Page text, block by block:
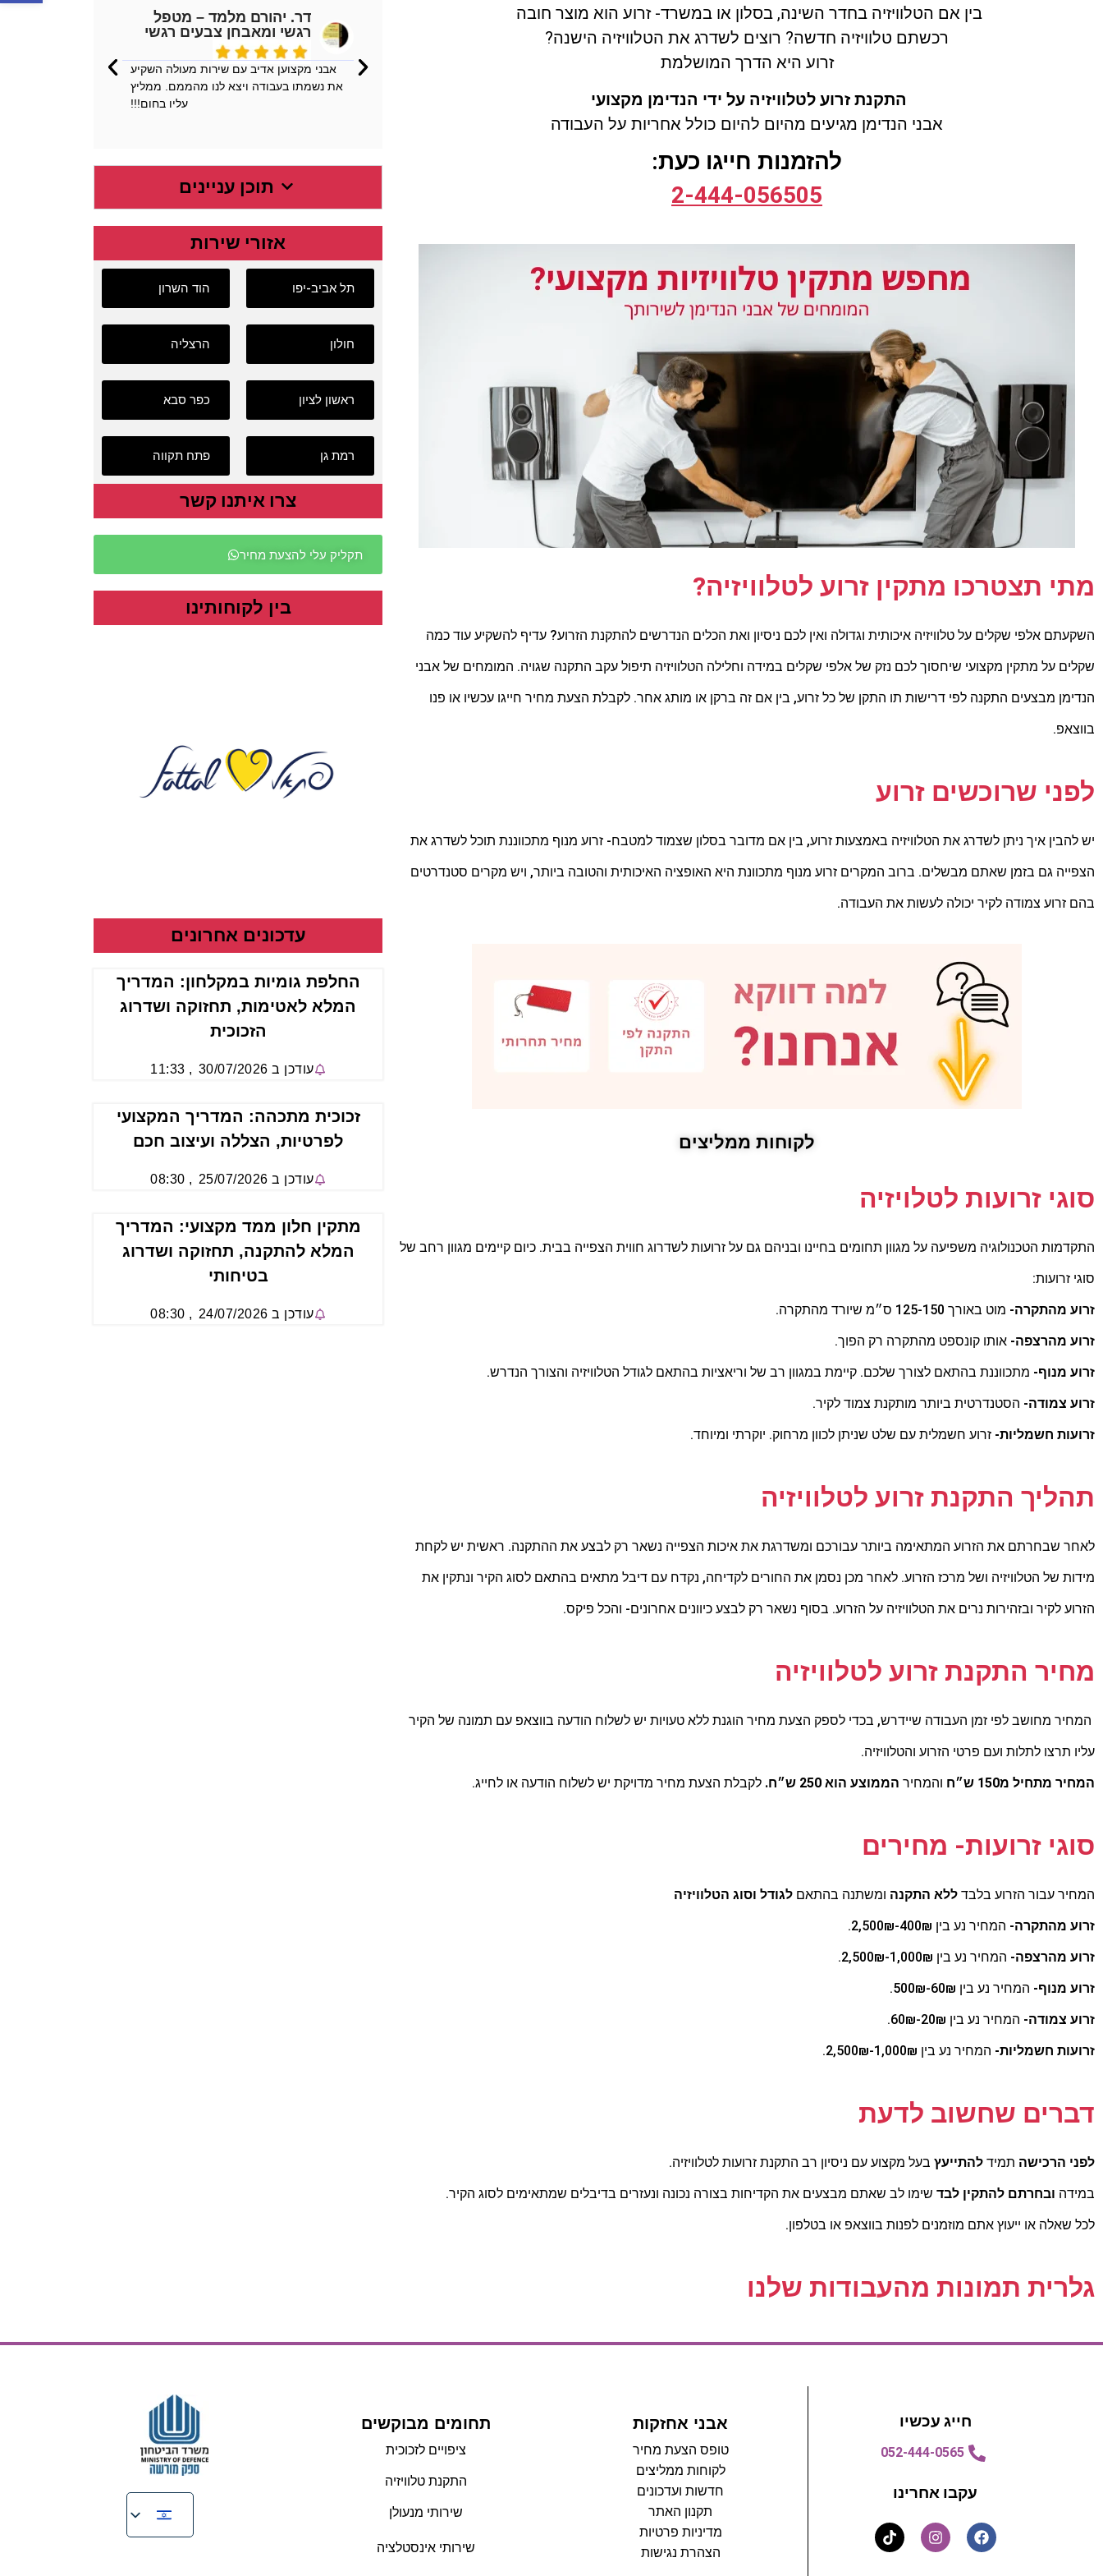
בין אם הטלוויזיה בחדר השינה, בסלון או במשרד- זרוע הוא מוצר חובה
רכשתם טלוויזיה חדשה? רוצים לשדרג את הטלוויזיה הישנה?
זרוע היא הדרך המושלמת
התקנת זרוע לטלוויזיה על ידי הנדימן מקצועי
אבני הנדימן מגיעים מהיום להיום כולל אחריות על העבודה
להזמנות חייגו כעת:
05
2-444-0565
מתי תצטרכו מתקין זרוע לטלוויזיה?
השקעתם אלפי שקלים על טלוויזיה איכותית וגדולה ואין לכם ניסיון ואת הכלים הנדרשים להתקנת הזרוע? עדיף להשקיע עוד כמה
שקלים על מתקין מקצועי שיחסוך לכם נזק של אלפי שקלים במידה וחלילה הטלוויזיה תיפול עקב התקנה שגויה. המומחים של אבני
הנדימן מבצעים התקנה לפי דרישות תו התקן של כל זרוע, בין אם זה ברקן או מותג אחר. לקבלת הצעת מחיר חייגו עכשיו או פנו
בווצאפ.
לפני שרוכשים זרוע
יש להבין איך ניתן לשדרג את הטלוויזיה באמצעות זרוע, בין אם מדובר בסלון שצמוד למטבח- זרוע מנוף מתכווננת תוכל לשדרג את
הצפייה גם בזמן שאתם מבשלים. ברוב המקרים זרוע מנוף מתכוונת היא האופציה האיכותית והטובה ביותר, ויש מקרים סטנדרטים
בהם זרוע צמודה לקיר יכולה לעשות את העבודה.
לקוחות ממליצים
סוגי זרועות לטלויזיה
התקדמות הטכנולוגיה משפיעה על מגוון תחומים בחיינו ובניהם גם על זרועות לשדרוג חווית הצפייה בבית. כיום קיימים מגוון רחב של
סוגי זרועות:
זרוע מהתקרה- מוט באורך 125-150 ס״מ שיורד מהתקרה.
זרוע מהרצפה- אותו קונספט מהתקרה רק הפוך.
זרוע מנוף- מתכווננת בהתאם לצורך שלכם. קיימת במגוון רב של וריאציות בהתאם לגודל הטלוויזיה והצורך הנדרש.
זרוע צמודה- הסטנדרטית ביותר מותקנת צמוד לקיר.
זרועות חשמליות- זרוע חשמלית עם שלט שניתן לכוון מרחוק. יוקרתי ומיוחד.
תהליך התקנת זרוע לטלוויזיה
לאחר שבחרתם את הזרוע המתאימה ביותר עבורכם ומשדרגת את איכות הצפייה נשאר רק לבצע את ההתקנה. ראשית יש לקחת
מידות של הטלוויזיה ושל מרכז הזרוע. לאחר מכן נסמן את החורים לקדיחה, נקדח עם דיבל מתאים בהתאם לסוג הקיר ונתקין את
הזרוע לקיר ובזהירות נרים את הטלוויזיה על הזרוע. בסוף נשאר רק לבצע כיוונים אחרונים- והכל פיקס.
מחיר התקנת זרוע לטלוויזיה
המחיר מחושב לפי זמן העבודה שיידרש, בכדי לספק הצעת מחיר הוגנת ללא טעויות יש לשלוח הודעה בווצאפ עם תמונה של הקיר
עליו תרצו לתלות ועם פרטי הזרוע והטלוויזיה.
המחיר מתחיל מ150 ש״ח
והמחיר הממוצע הוא 250 ש״ח. לקבלת הצעת מחיר מדויקת יש לשלוח הודעה או לחייג.
סוגי זרועות- מחירים
המחיר עבור הזרוע בלבד ללא התקנה ומשתנה בהתאם לגודל וסוג הטלוויזיה
זרוע מהתקרה- המחיר נע בין 400₪-2,500₪.
זרוע מהרצפה- המחיר נע בין 1,000₪-2,500₪.
זרוע מנוף- המחיר נע בין 60₪-500₪.
זרוע צמודה- המחיר נע בין 20₪-60₪.
זרועות חשמליות- המחיר נע בין 1,000₪-2,500₪.
דברים שחשוב לדעת
לפני הרכישה תמיד להתייעץ בעל מקצוע עם ניסיון רב התקנת זרועות לטלוויזיה.
במידה ובחרתם להתקין לבד שימו לב שאתם מבצעים את הקדיחות בצורה נכונה ונעזרים בדיבלים שמתאימים לסוג הקיר.
לכל שאלה או ייעוץ אתם מוזמנים לפנות בווצאפ או בטלפון.
גלרית תמונות מהעבודות שלנו
דר. יהורם מלמד – מטפל
רגשי ומאבחן צבעים רגשי
אבני מקצוען אדיב עם שירות מעולה השקיע
את נשמתו בעבודה ויצא לנו מהממם. ממליץ
עליו בחום!!!
תוכן עניינים
אזורי שירות
תל אביב-יפו
חולון
ראשון לציון
רמת גן
הוד השרון
הרצליה
כפר סבא
פתח תקווה
צרו איתנו קשר
תקליק עלי להצעת מחיר
בין לקוחותינו
עדכונים אחרונים
החלפת גומיות במקלחון: המדריך
המלא לאטימות, תחזוקה ושדרוג
הזכוכית
עודכן ב 30/07/2026
,
11:33
זכוכית מתכהה: המדריך המקצועי
לפרטיות, הצללה ועיצוב חכם
עודכן ב 25/07/2026
,
08:30
מתקין חלון ממד מקצועי: המדריך
המלא להתקנה, תחזוקה ושדרוג
בטיחותי
עודכן ב 24/07/2026
,
08:30
חייג עכשיו
052-444-0565
עקבו אחרינו
אבני אחזקות
טופס הצעת מחיר
לקוחות ממליצים
חדשות ועדכונים
תקנון האתר
מדיניות פרטיות
הצהרת נגישות
תחומים מבוקשים
ציפויים לזכוכית
התקנת טלוויזיה
שירותי מנעולן
שירותי אינסטלציה